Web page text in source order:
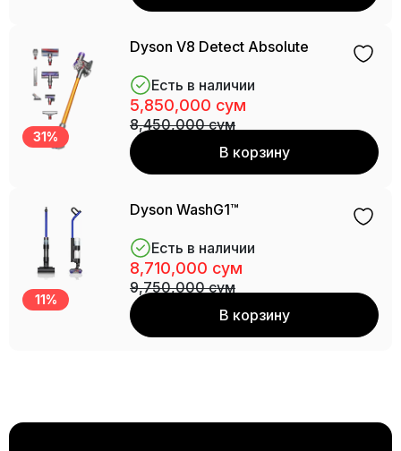
31%
Dyson V8 Detect Absolute
Есть в наличии
5,850,000 сум
8,450,000 сум
В корзину
11%
Dyson WashG1™
Есть в наличии
8,710,000 сум
9,750,000 сум
В корзину